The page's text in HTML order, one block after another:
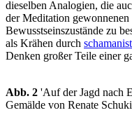
dieselben Analogien, die
der Meditation gewonnenen
Bewusstseinszustände zu
als Krähen durch
Denken großer Teile einer
Abb. 2 'Auf der Jagd nach
Gemälde von Renate